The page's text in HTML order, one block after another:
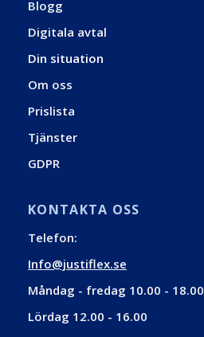
Blogg
Digitala avtal
Din situation
Om oss
Prislista
Tjänster
GDPR
KONTAKTA OSS
Telefon:
Info@justiflex.se
Måndag - fredag 10.00 - 18.00
Lördag 12.00 - 16.00